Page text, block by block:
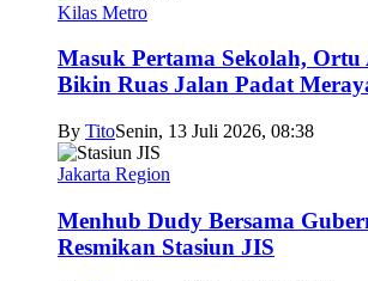
Kilas Metro
Masuk Pertama Sekolah,
Bikin Ruas Jalan Padat
By TitoSenin, 13 Juli 2026, 08:38
Jakarta Region
Menhub Dudy Bersama
Resmikan Stasiun JIS